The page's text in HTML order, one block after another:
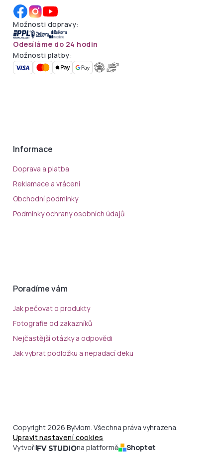
Možnosti dopravy:
Odesíláme do 24 hodin
Možnosti platby:
Informace
Doprava a platba
Reklamace a vrácení
Obchodní podmínky
Podmínky ochrany osobních údajů
Poradíme vám
Jak pečovat o produkty
Fotografie od zákazníků
Nejčastější otázky a odpovědi
Jak vybrat podložku a nepadací deku
Copyright 2026 ByMom. Všechna práva vyhrazena.
Upravit nastavení cookies
Vytvořil
na platformě Shoptet